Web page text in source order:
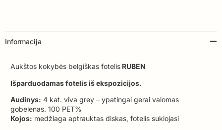
Informacija
Aukštos kokybės belgiškas fotelis RUBEN
Išparduodamas fotelis iš ekspozicijos.
Audinys: 4 kat. viva grey – ypatingai gerai valomas
gobelenas. 100 PET%
Kojos: medžiaga aptrauktas diskas, fotelis sukiojasi